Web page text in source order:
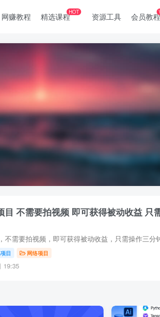
网赚教程 精选课程HOT 资源工具 会员教
目 不需要拍视频 即可获得被动收益 只
不需要拍视频，即可获得被动收益，只需操作三分
目 网络项目
19:35